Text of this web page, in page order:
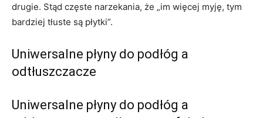
drugie. Stąd częste narzekania, że „im więcej myję, tym
bardziej tłuste są płytki”.
Uniwersalne płyny do podłóg a
odtłuszczacze
Uniwersalne płyny do podłóg a